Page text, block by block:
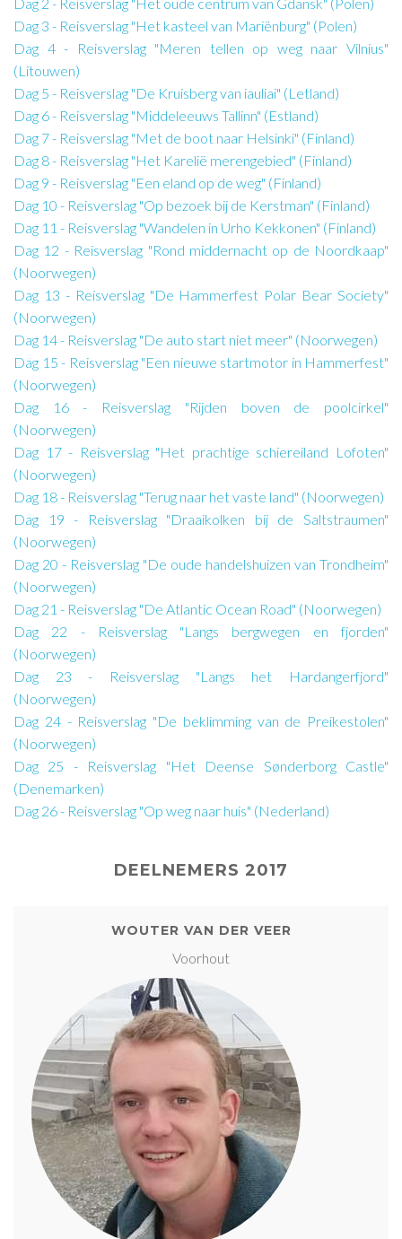
Dag 3 - Reisverslag "Het kasteel van Mariënburg" (Polen)
Dag 4 - Reisverslag "Meren tellen op weg naar Vilnius"
(Litouwen)
Dag 5 - Reisverslag "De Kruisberg van iauliai" (Letland)
Dag 6 - Reisverslag "Middeleeuws Tallinn" (Estland)
Dag 7 - Reisverslag "Met de boot naar Helsinki" (Finland)
Dag 8 - Reisverslag "Het Karelië merengebied" (Finland)
Dag 9 - Reisverslag "Een eland op de weg" (Finland)
Dag 10 - Reisverslag "Op bezoek bij de Kerstman" (Finland)
Dag 11 - Reisverslag "Wandelen in Urho Kekkonen" (Finland)
Dag 12 - Reisverslag "Rond middernacht op de Noordkaap"
(Noorwegen)
Dag 13 - Reisverslag "De Hammerfest Polar Bear Society"
(Noorwegen)
Dag 14 - Reisverslag "De auto start niet meer" (Noorwegen)
Dag 15 - Reisverslag "Een nieuwe startmotor in Hammerfest"
(Noorwegen)
Dag 16 - Reisverslag "Rijden boven de poolcirkel"
(Noorwegen)
Dag 17 - Reisverslag "Het prachtige schiereiland Lofoten"
(Noorwegen)
Dag 18 - Reisverslag "Terug naar het vaste land" (Noorwegen)
Dag 19 - Reisverslag "Draaikolken bij de Saltstraumen"
(Noorwegen)
Dag 20 - Reisverslag "De oude handelshuizen van Trondheim"
(Noorwegen)
Dag 21 - Reisverslag "De Atlantic Ocean Road" (Noorwegen)
Dag 22 - Reisverslag "Langs bergwegen en fjorden"
(Noorwegen)
Dag 23 - Reisverslag "Langs het Hardangerfjord"
(Noorwegen)
Dag 24 - Reisverslag "De beklimming van de Preikestolen"
(Noorwegen)
Dag 25 - Reisverslag "Het Deense Sønderborg Castle"
(Denemarken)
Dag 26 - Reisverslag "Op weg naar huis" (Nederland)
DEELNEMERS 2017
WOUTER VAN DER VEER
Voorhout